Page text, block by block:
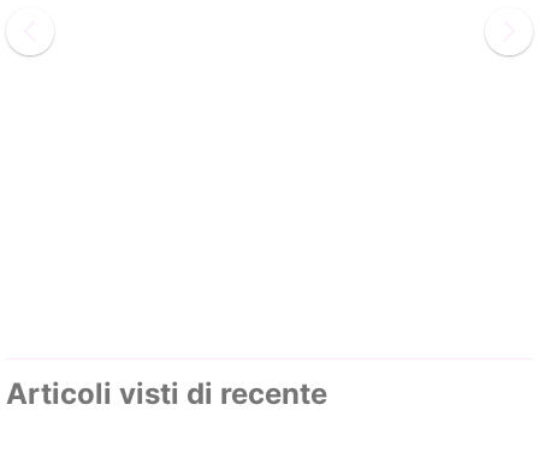
Articoli visti di recente